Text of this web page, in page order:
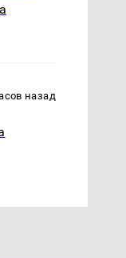
назад